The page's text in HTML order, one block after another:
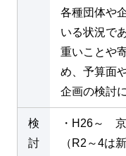
各種団体や
いる状況で
重いことや
め、予算面
企画の検討
検
討
・H26～
（R2～4は